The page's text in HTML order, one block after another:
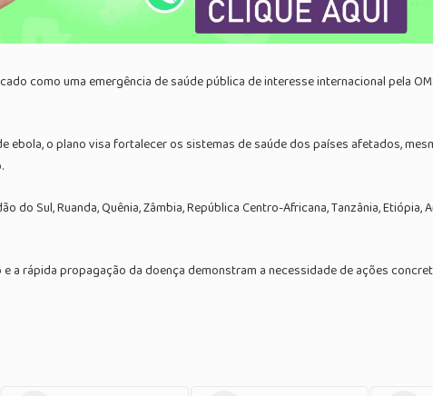
como uma emergência de saúde pública de interesse internacional pela
o plano visa fortalecer os sistemas de saúde dos países afetados,
Sul, Ruanda, Quênia, Zâmbia, República Centro-Africana, Tanzânia, Etiópia,
a rápida propagação da doença demonstram a necessidade de ações